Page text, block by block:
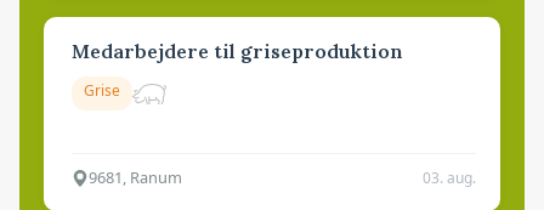
Medarbejdere til griseproduktion
Grise
9681, Ranum 03. aug.